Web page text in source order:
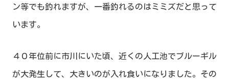
ン等でも釣れますが、一番釣れるのはミミズだと思って
います。
４０年位前に市川にいた頃、近くの人工池でブルーギル
が大発生して、大きいのが入れ食いになりました。その